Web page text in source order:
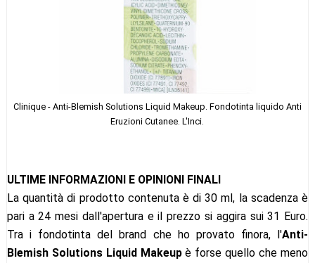
Clinique - Anti-Blemish Solutions Liquid Makeup. Fondotinta liquido Anti
Eruzioni Cutanee. L'Inci.
ULTIME INFORMAZIONI E OPINIONI FINALI
La quantità di prodotto contenuta è di 30 ml, la scadenza è
pari a 24 mesi dall'apertura e il prezzo si aggira sui 31 Euro.
Tra i fondotinta del brand che ho provato finora, l'Anti-
Blemish Solutions Liquid Makeupè forse quello che meno